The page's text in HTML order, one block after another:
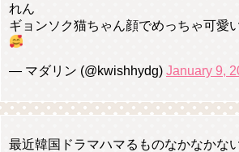
れん
ギョンソク猫ちゃん顔でめっちゃ可愛
— マダリン (@kwishhydg) January 9,
最近韓国ドラマハマるものなかなかな